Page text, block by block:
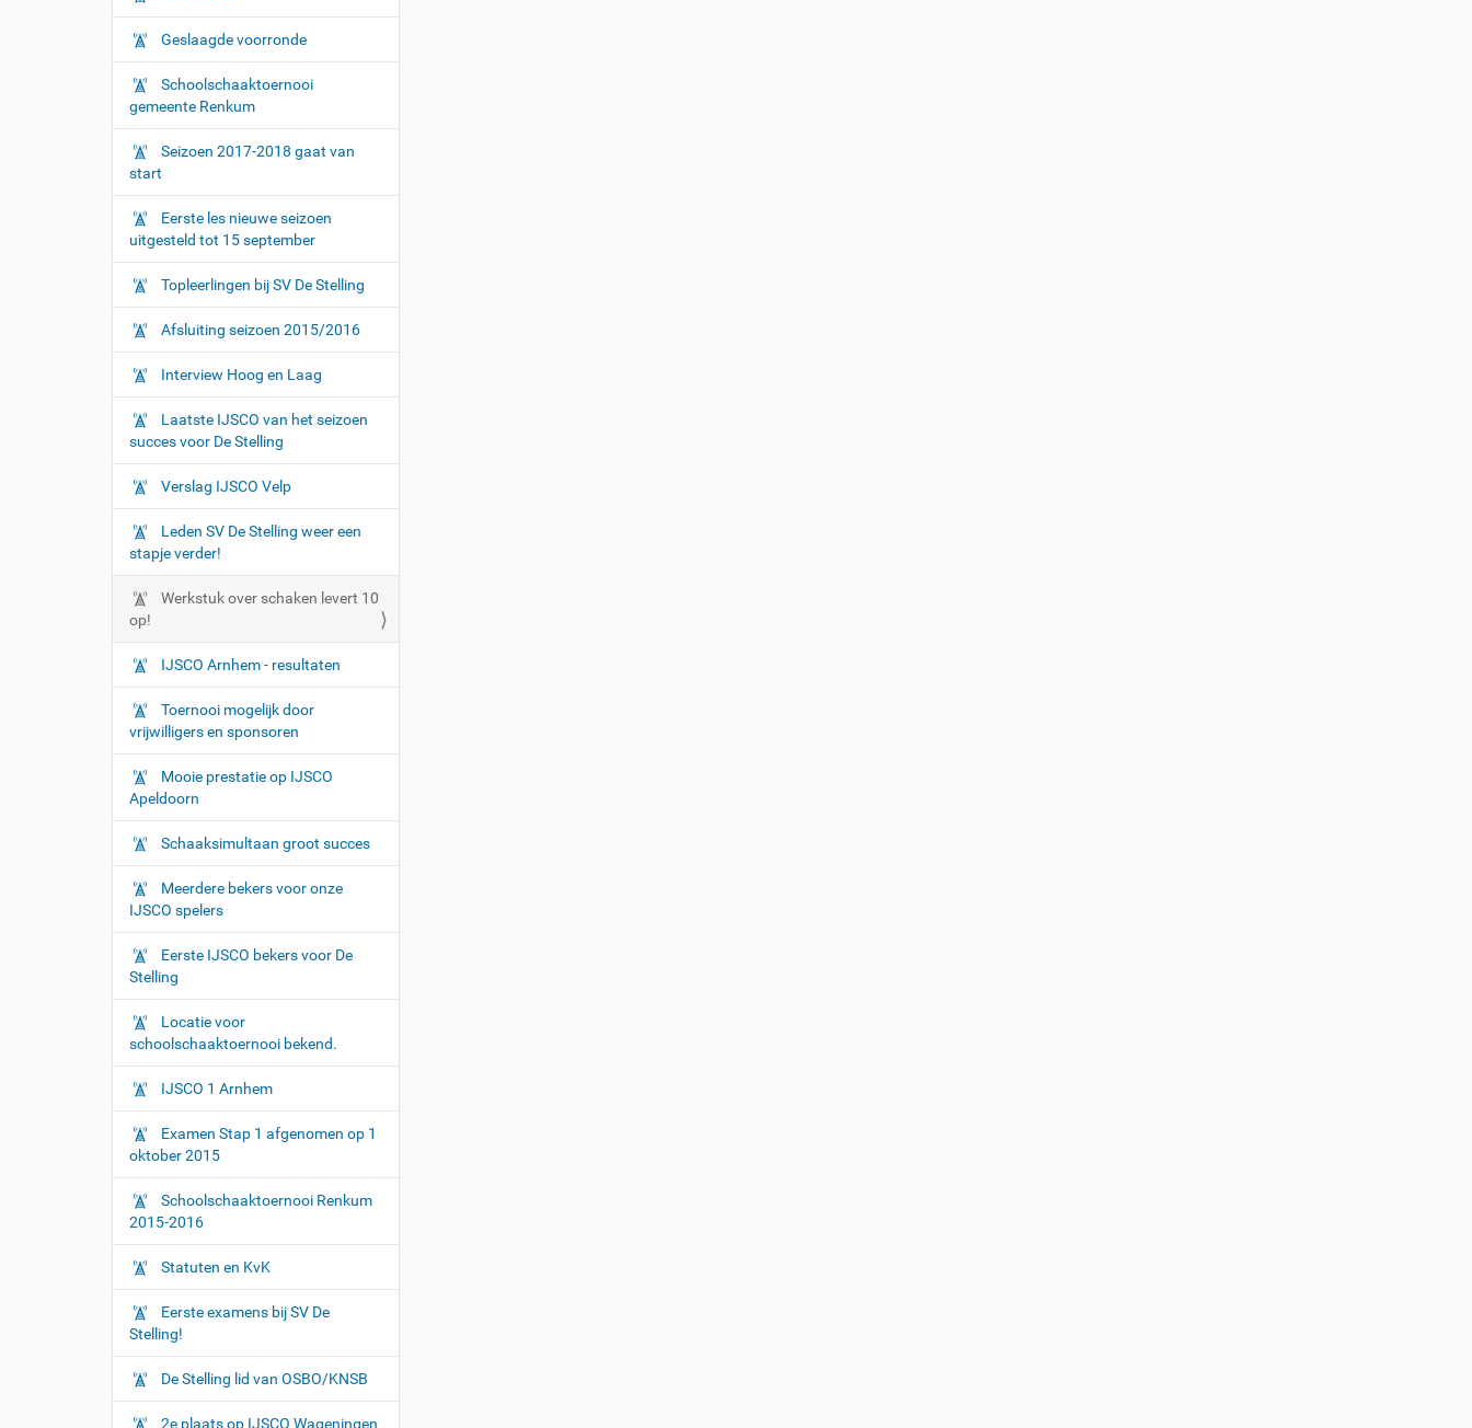
Geslaagde voorronde
Schoolschaaktoernooi
gemeente Renkum
Seizoen 2017-2018 gaat van
start
Eerste les nieuwe seizoen
uitgesteld tot 15 september
Topleerlingen bij SV De Stelling
Afsluiting seizoen 2015/2016
Interview Hoog en Laag
Laatste IJSCO van het seizoen
succes voor De Stelling
Verslag IJSCO Velp
Leden SV De Stelling weer een
stapje verder!
Werkstuk over schaken levert 10
op!
IJSCO Arnhem - resultaten
Toernooi mogelijk door
vrijwilligers en sponsoren
Mooie prestatie op IJSCO
Apeldoorn
Schaaksimultaan groot succes
Meerdere bekers voor onze
IJSCO spelers
Eerste IJSCO bekers voor De
Stelling
Locatie voor
schoolschaaktoernooi bekend.
IJSCO 1 Arnhem
Examen Stap 1 afgenomen op 1
oktober 2015
Schoolschaaktoernooi Renkum
2015-2016
Statuten en KvK
Eerste examens bij SV De
Stelling!
De Stelling lid van OSBO/KNSB
2e plaats op IJSCO Wageningen